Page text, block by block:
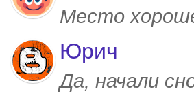
Место
Юрич
Да, начали